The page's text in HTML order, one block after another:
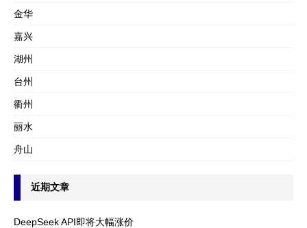
金华
嘉兴
湖州
台州
衢州
丽水
舟山
近期文章
DeepSeek API即将大幅涨价